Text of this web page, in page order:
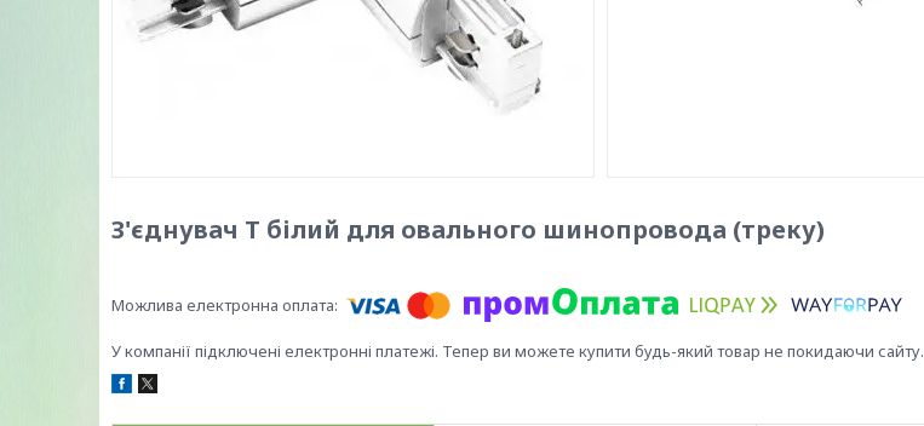
З'єднувач Т білий для овального шинопровода (треку)
У компанії підключені електронні платежі. Тепер ви можете купити будь-який товар не покидаючи сайту.